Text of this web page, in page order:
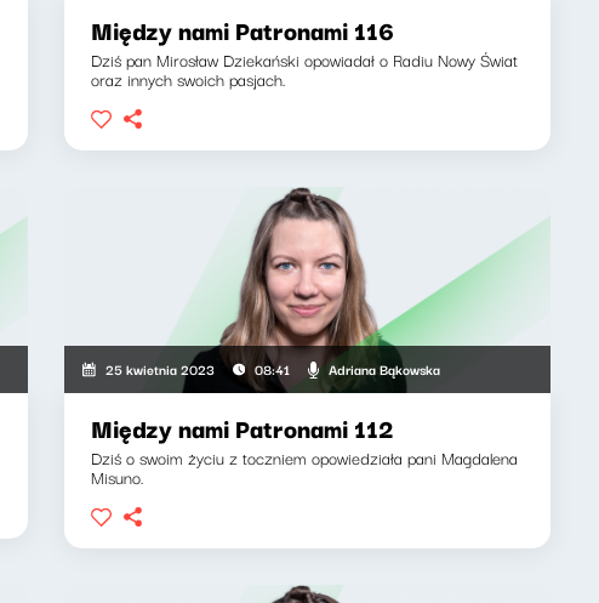
Między nami Patronami 116
Dziś pan Mirosław Dziekański opowiadał o Radiu Nowy Świat
oraz innych swoich pasjach.
25 kwietnia 2023 08:41 Adriana Bąkowska
Między nami Patronami 112
Dziś o swoim życiu z toczniem opowiedziała pani Magdalena
Misuno.